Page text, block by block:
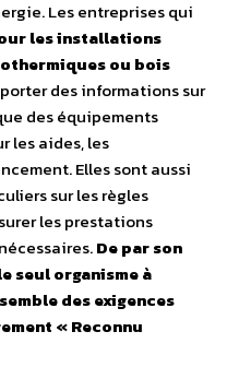
Les entreprises qui
les installations
ou bois
des informations sur
des équipements
les aides, les
Elles sont aussi
sur les règles
les prestations
De par son
seul organisme à
des exigences
« Reconnu